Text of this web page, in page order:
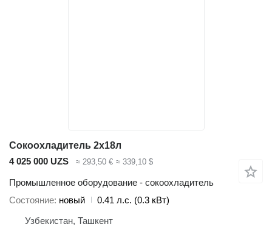
Сокоохладитель 2х18л
4 025 000 UZS
≈ 293,50 € ≈ 339,10 $
Промышленное оборудование - сокоохладитель
Состояние новый
0.41 л.с. (0.3 кВт)
Узбекистан, Ташкент